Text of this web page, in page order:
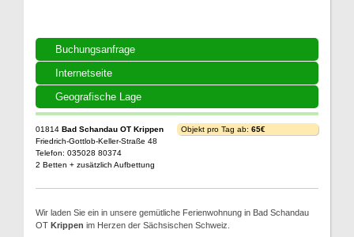
Buchungsanfrage
Internetseite
Geografische Lage
01814 Bad Schandau OT Krippen
Friedrich-Gottlob-Keller-Straße 48
Telefon: 035028 80374
2 Betten + zusätzlich Aufbettung
Objekt pro Tag ab: 65€
Wir laden Sie ein in unsere gemütliche Ferienwohnung in Bad Schandau
OT Krippen im Herzen der Sächsischen Schweiz.